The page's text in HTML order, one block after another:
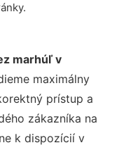
marhúľ v
maximálny
prístup a
zákazníka na
k dispozícií v